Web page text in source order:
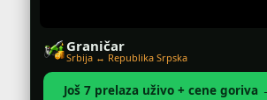
Graničar
Srbija ↔ Republika Srpska
Još 7 prelaza uživo + cene